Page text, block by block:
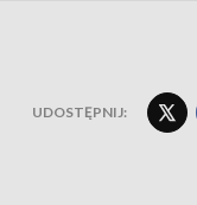
UDOSTĘPNIJ: